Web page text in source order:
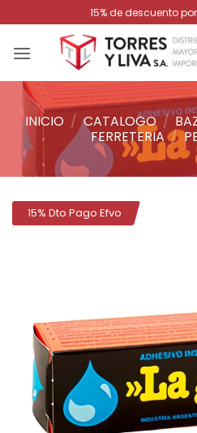
al
contenido
15% de descuento
INICIO / CATALOGO /
FERRETERIA /
15% Dto Pago Efvo